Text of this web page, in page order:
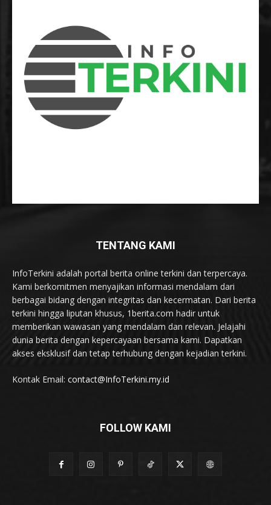
TENTANG KAMI
InfoTerkini adalah portal berita online terkini dan terpercaya.
Kami berkomitmen menyajikan informasi mendalam dari
berbagai bidang dengan integritas dan kecermatan. Dari berita
terkini hingga liputan khusus, 1berita.com hadir untuk
memberikan wawasan yang mendalam dan relevan. Jelajahi
dunia berita dengan kepercayaan bersama kami. Dapatkan
akses eksklusif dan tetap terhubung dengan kejadian terkini.
Kontak Email: contact@InfoTerkini.my.id
FOLLOW KAMI